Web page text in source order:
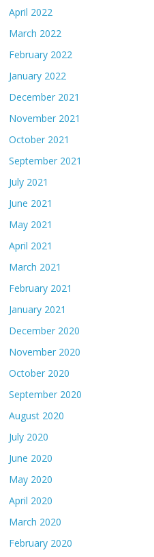
April 2022
March 2022
February 2022
January 2022
December 2021
November 2021
October 2021
September 2021
July 2021
June 2021
May 2021
April 2021
March 2021
February 2021
January 2021
December 2020
November 2020
October 2020
September 2020
August 2020
July 2020
June 2020
May 2020
April 2020
March 2020
February 2020